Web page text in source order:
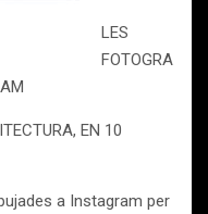
LES
FOTOGRA
EN 10
a Instagram per